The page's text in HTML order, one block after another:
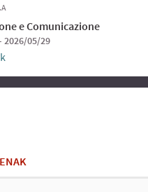
e Comunicazione
2026/05/29